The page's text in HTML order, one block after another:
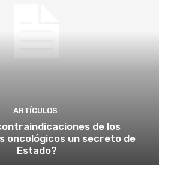
ARTÍCULOS
de los
oncológicos un secreto de
Estado?